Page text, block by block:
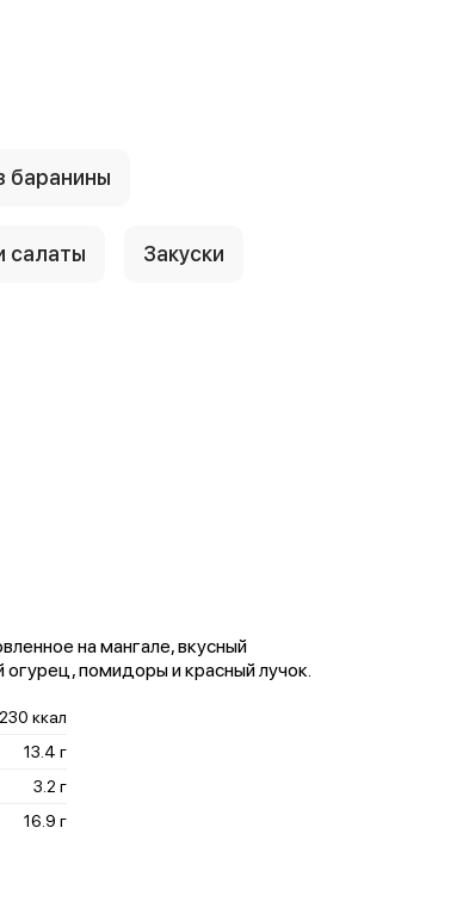
баранины
салаты Закуски
на мангале, вкусный
помидоры и красный лучок.
230 ккал
13.4 г
3.2 г
16.9 г